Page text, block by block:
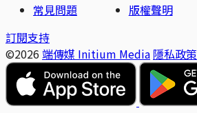
常見問題
版權聲明
訂閱支持
©2026 端傳媒 Initium Media 隱私政策